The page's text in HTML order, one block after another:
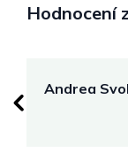
Hodnocení
Andrea
Hodnocení